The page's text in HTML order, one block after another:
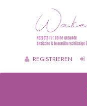
REGISTRIEREN